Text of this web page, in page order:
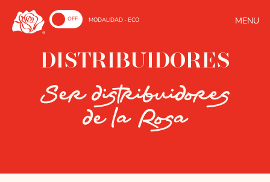
ON OFF MODALIDAD - ECO
DISTRIBUIDORES
Ser distribuidores
de la Rosa